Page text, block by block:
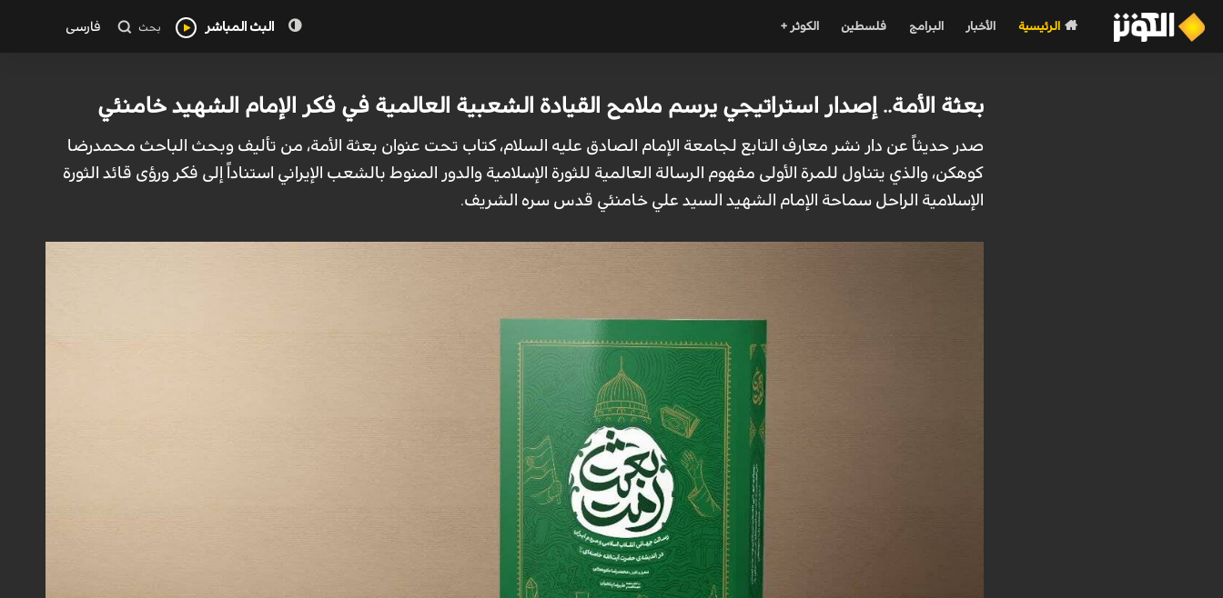
الرئيسية الأخبار البرامج فلسطين الكوثر + البث المباشر بحث فارسی
بعثة الأمة.. إصدار استراتيجي يرسم ملامح القيادة الشعبية العالمية في فكر الإمام الشهيد خامنئي
صدر حديثاً عن دار نشر معارف التابع لجامعة الإمام الصادق عليه السلام، كتاب تحت عنوان بعثة الأمة، من تأليف وبحث الباحث محمدرضا
كوهكن، والذي يتناول للمرة الأولى مفهوم الرسالة العالمية للثورة الإسلامية والدور المنوط بالشعب الإيراني استناداً إلى فكر ورؤى قائد الثورة
الإسلامية الراحل سماحة الإمام الشهيد السيد علي خامنئي قدس سره الشريف.